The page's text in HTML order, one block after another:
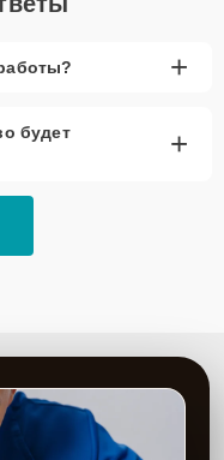
+
будет
+